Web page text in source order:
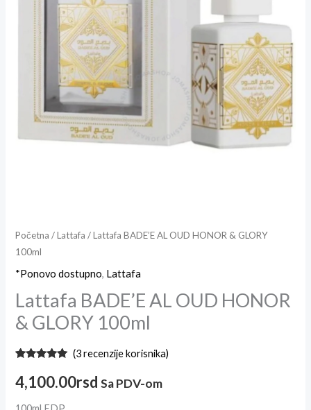
Početna /Lattafa / Lattafa BADE’E AL OUD HONOR & GLORY
100ml
*Ponovo dostupno, Lattafa
Lattafa BADE’E AL OUD HONOR
& GLORY 100ml
5.00 od 5
na osnovu
kupca
(3recenzije korisnika)
4,100.00rsd Sa PDV-om